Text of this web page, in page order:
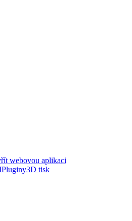
webovou aplikaci
Pluginy3D tisk